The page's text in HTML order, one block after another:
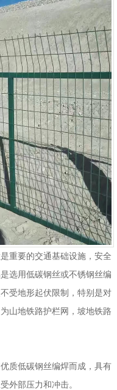
灯光护栏
声屏障
重要的交通基础设施，安全
选用低碳钢丝或不锈钢丝编
受地形起伏限制，特别是对
山地铁路护栏网，坡地铁路
质低碳钢丝编焊而成，‌具有
外部压力和冲击。‌